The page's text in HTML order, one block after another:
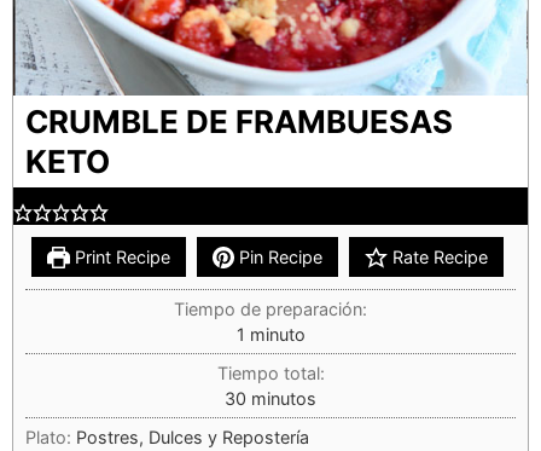
CRUMBLE DE FRAMBUESAS
KETO
Print Recipe Pin Recipe Rate Recipe
Tiempo de preparación:
1 minuto
Tiempo total:
30 minutos
Plato: Postres, Dulces y Repostería